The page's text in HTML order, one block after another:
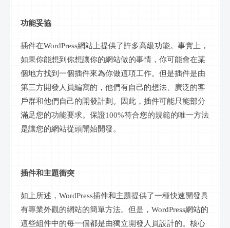
功能妥協
插件在WordPress網站上提供了許多高級功能。事實上，
如果你能想到你想讓你的網站做的事情，你可能會在某
個地方找到一個插件來為你做這項工作。但是插件是由
第三方開發人員編寫的，他們有自己的想法、廣泛的客
戶群和他們自己的開發計劃。因此，插件可能只能部分
滿足您的功能要求。保證100%符合您的規範的唯一方法
是讓您的網站從頭開始開發。
插件和主題衝突
如上所述， WordPress插件和主題提供了一種快速開發具
有專業外觀的網站的簡單方法。但是，WordPress網站的
這些組件中的每一個都是由獨立開發人員設計的。核心